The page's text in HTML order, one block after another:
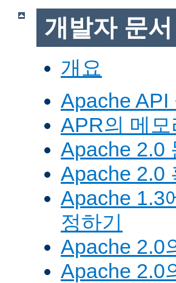
개발자 문서
개요
Apache API
APR의 메
Apache 2.0
Apache 2.0
Apache 1.3
정하기
Apache 2.0
Apache 2.0